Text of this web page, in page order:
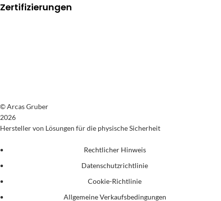
Zertifizierungen
© Arcas Gruber
2026
Hersteller von Lösungen für die physische Sicherheit
Rechtlicher Hinweis
Datenschutzrichtlinie
Cookie-Richtlinie
Allgemeine Verkaufsbedingungen